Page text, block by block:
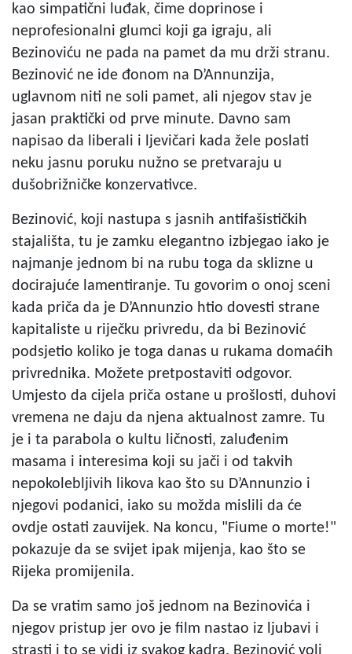
kao simpatični luđak, čime doprinose i
neprofesionalni glumci koji ga igraju, ali
Bezinoviću ne pada na pamet da mu drži stranu.
Bezinović ne ide đonom na D’Annunzija,
uglavnom niti ne soli pamet, ali njegov stav je
jasan praktički od prve minute. Davno sam
napisao da liberali i ljevičari kada žele poslati
neku jasnu poruku nužno se pretvaraju u
dušobrižničke konzervativce.
Bezinović, koji nastupa s jasnih antifašističkih
stajališta, tu je zamku elegantno izbjegao iako je
najmanje jednom bi na rubu toga da sklizne u
docirajuće lamentiranje. Tu govorim o onoj sceni
kada priča da je D’Annunzio htio dovesti strane
kapitaliste u riječku privredu, da bi Bezinović
podsjetio koliko je toga danas u rukama domaćih
privrednika. Možete pretpostaviti odgovor.
Umjesto da cijela priča ostane u prošlosti, duhovi
vremena ne daju da njena aktualnost zamre. Tu
je i ta parabola o kultu ličnosti, zaluđenim
masama i interesima koji su jači i od takvih
nepokolebljivih likova kao što su D’Annunzio i
njegovi podanici, iako su možda mislili da će
ovdje ostati zauvijek. Na koncu, "Fiume o morte!"
pokazuje da se svijet ipak mijenja, kao što se
Rijeka promijenila.
Da se vratim samo još jednom na Bezinovića i
njegov pristup jer ovo je film nastao iz ljubavi i
strasti i to se vidi iz svakog kadra. Bezinović voli